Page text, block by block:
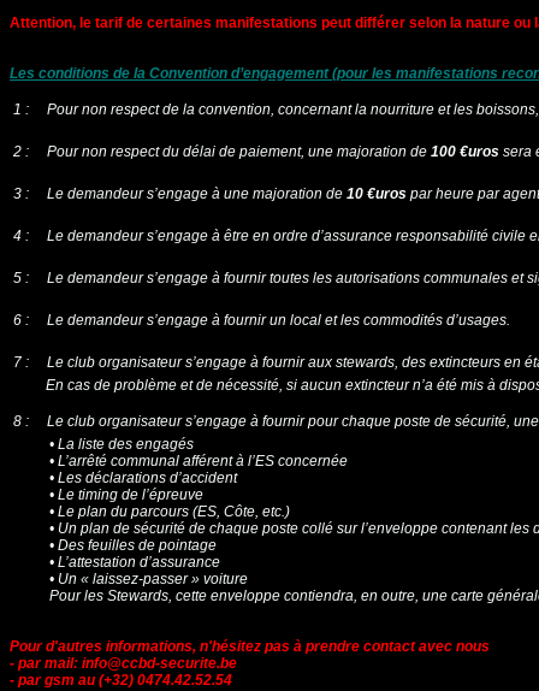
Attention, le tarif de certaines manifestations peut différer selon la nature ou
Les conditions de la Convention d’engagement (pour les manifestations
 1 : Pour non respect de la convention, concernant la nourriture et les
 2 : Pour non respect du délai de paiement, une majoration de100 €uros sera
3 : Le demandeur s’engage à une majoration de10 €uros par heure par
 4 : Le demandeur s’engage à être en ordre d’assurance responsabilité civile
 5 : Le demandeur s’engage à fournir toutes les autorisations communales et
 6 : Le demandeur s’engage à fournir un local et les commodités d’usages.
 7 : Le club organisateur s’engage à fournir aux stewards, des extincteurs en
En cas de problème et de nécessité, si aucun extincteur n’a été mis à
 8 : Le club organisateur s’engage à fournir pour chaque poste de sécurité,
• La liste des engagés
• L’arrêté communal afférent à l’ES concernée
• Les déclarations d’accident
• Le timing de l’épreuve
• Le plan du parcours (ES, Côte, etc.)
• Un plan de sécurité de chaque poste collé sur l’enveloppe contenant les
• Des feuilles de pointage
• L’attestation d’assurance
• Un « laissez-passer » voiture
Pour les Stewards, cette enveloppe contiendra, en outre, une carte générale
Pour d'autres informations, n'hésitez pas à prendre contact avec nous
- par mail:info@ccbd-securite.be
- par gsm au (+32) 0474.42.52.54